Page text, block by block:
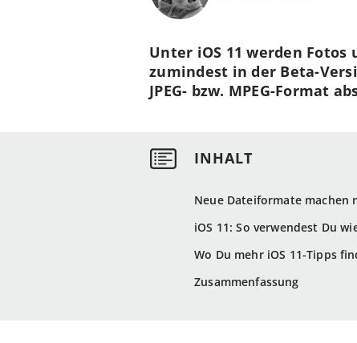
Neue Dateiformate machen
iOS 11: So verwendest Du
Wo Du mehr iOS 11-Tipps
Zusammenfassung
Unter iOS 11 werden
zumindest in der Beta-
JPEG- bzw. MPEG-Format